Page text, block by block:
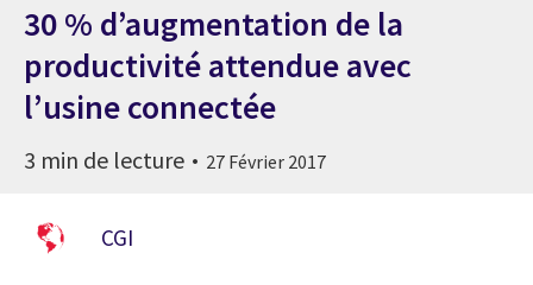
30 % d’augmentation de la
productivité attendue avec
l’usine connectée
3 min de lecture 27 Février 2017
CGI